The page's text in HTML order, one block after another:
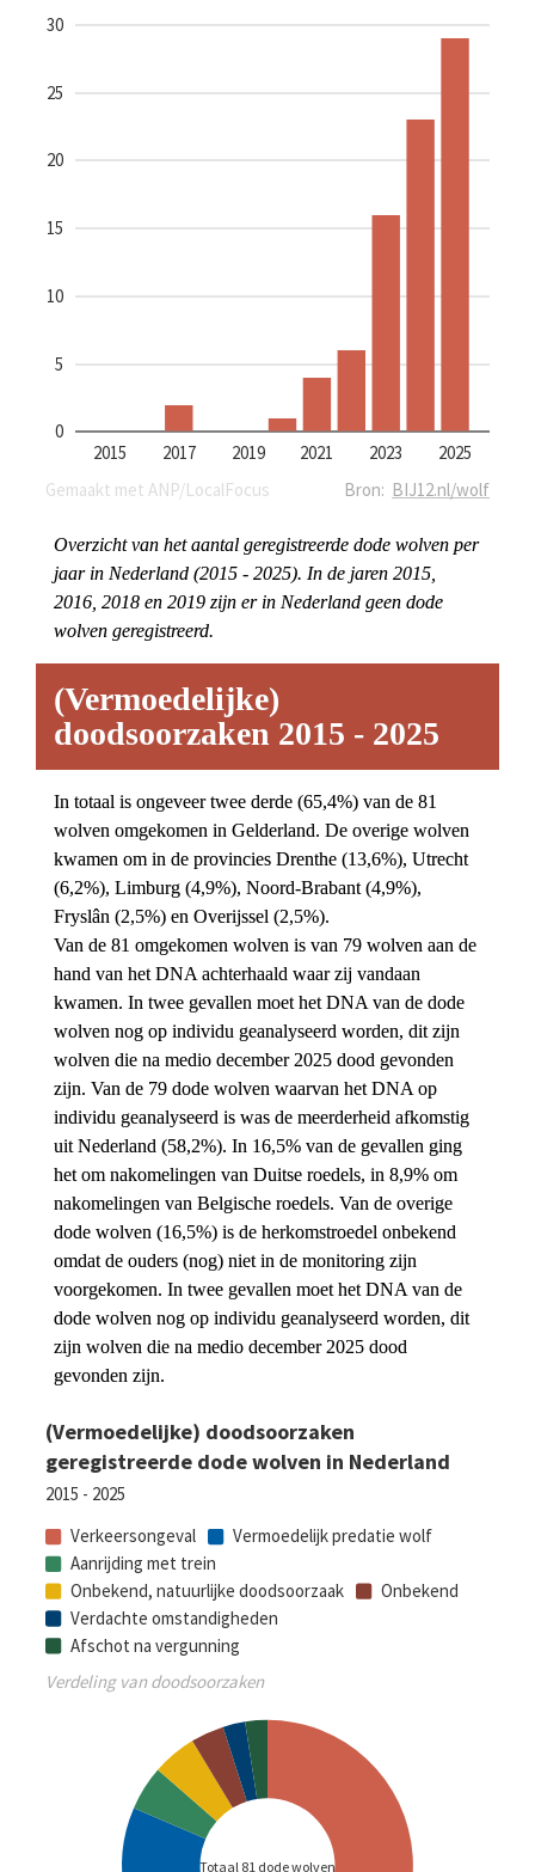
Overzicht van het aantal geregistreerde dode wolven per
jaar in Nederland (2015 - 2025). In de jaren 2015,
2016, 2018 en 2019 zijn er in Nederland geen dode
wolven geregistreerd.
(Vermoedelijke)
doodsoorzaken 2015 - 2025
In totaal is ongeveer twee derde (65,4%) van de 81
wolven omgekomen in Gelderland. De overige wolven
kwamen om in de provincies Drenthe (13,6%), Utrecht
(6,2%), Limburg (4,9%), Noord-Brabant (4,9%),
Fryslân (2,5%) en Overijssel (2,5%).
Van de 81 omgekomen wolven is van 79 wolven aan de
hand van het DNA achterhaald waar zij vandaan
kwamen. In twee gevallen moet het DNA van de dode
wolven nog op individu geanalyseerd worden, dit zijn
wolven die na medio december 2025 dood gevonden
zijn. Van de 79 dode wolven waarvan het DNA op
individu geanalyseerd is was de meerderheid afkomstig
uit Nederland (58,2%). In 16,5% van de gevallen ging
het om nakomelingen van Duitse roedels, in 8,9% om
nakomelingen van Belgische roedels. Van de overige
dode wolven (16,5%) is de herkomstroedel onbekend
omdat de ouders (nog) niet in de monitoring zijn
voorgekomen. In twee gevallen moet het DNA van de
dode wolven nog op individu geanalyseerd worden, dit
zijn wolven die na medio december 2025 dood
gevonden zijn.